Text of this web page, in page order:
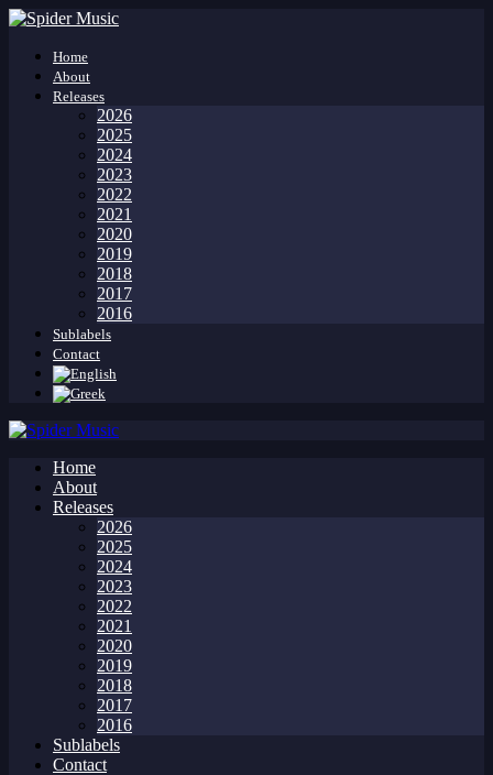
Home
About
Releases
2026
2025
2024
2023
2022
2021
2020
2019
2018
2017
2016
Sublabels
Contact
Home
About
Releases
2026
2025
2024
2023
2022
2021
2020
2019
2018
2017
2016
Sublabels
Contact